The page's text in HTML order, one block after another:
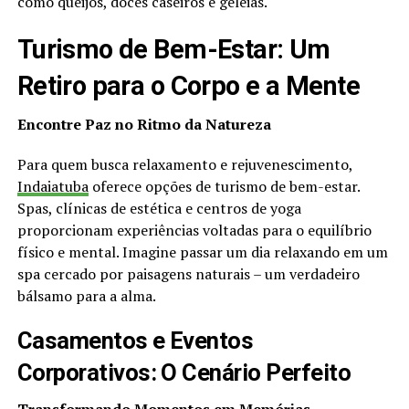
Turismo de Bem-Estar: Um
Retiro para o Corpo e a Mente
Encontre Paz no Ritmo da Natureza
Para quem busca relaxamento e rejuvenescimento,
Indaiatubaoferece opções de turismo de bem-estar.
Spas, clínicas de estética e centros de yoga
proporcionam experiências voltadas para o equilíbrio
físico e mental. Imagine passar um dia relaxando em um
spa cercado por paisagens naturais – um verdadeiro
bálsamo para a alma.
Casamentos e Eventos
Corporativos: O Cenário Perfeito